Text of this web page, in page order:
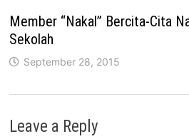
Member “Nakal” Bercita-Cita
Sekolah
September 28, 2015
Leave a Reply